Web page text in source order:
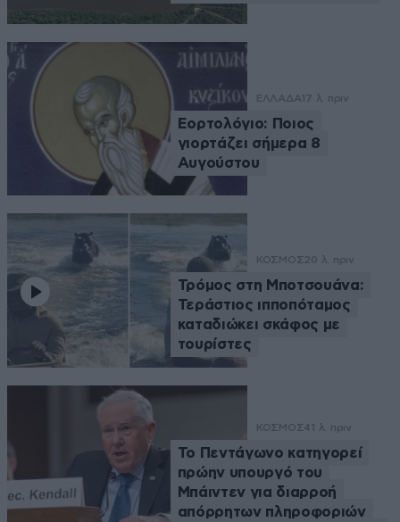
ΕΛΛΑΔΑ 17 λ. πριν
Εορτολόγιο: Ποιος
γιορτάζει σήμερα 8
Αυγούστου
ΚΟΣΜΟΣ20 λ. πριν
Τρόμος στη Μποτσουάνα:
Τεράστιος ιπποπόταμος
καταδιώκει σκάφος με
τουρίστες
ΚΟΣΜΟΣ41 λ. πριν
Το Πεντάγωνο κατηγορεί
πρώην υπουργό του
Μπάιντεν για διαρροή
απόρρητων πληροφοριών